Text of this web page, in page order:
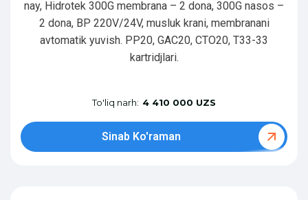
nay, Hidrotek 300G membrana – 2 dona, 300G nasos –
2 dona, BP 220V/24V, musluk krani, membranani
avtomatik yuvish. PP20, GAC20, CTO20, T33-33
kartridjlari.
To'liq narh: 4 410 000 UZS
Sinab Ko'raman